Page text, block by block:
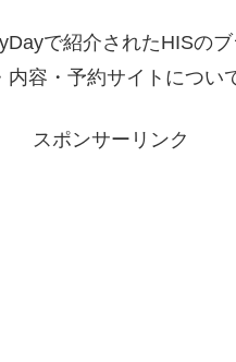
で紹介されたHISの
容・予約サイトについ
スポンサーリンク